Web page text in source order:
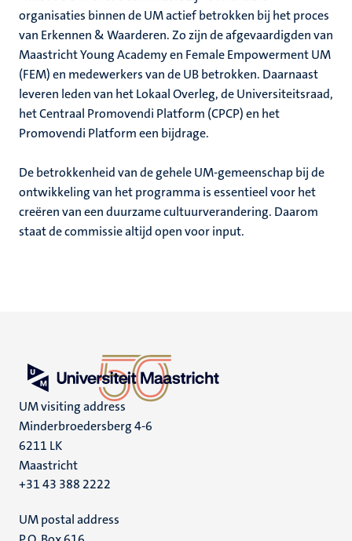
organisaties binnen de UM actief betrokken bij het proces
van Erkennen & Waarderen. Zo zijn de afgevaardigden van
Maastricht Young Academy en Female Empowerment UM
(FEM) en medewerkers van de UB betrokken. Daarnaast
leveren leden van het Lokaal Overleg, de Universiteitsraad,
het Centraal Promovendi Platform (CPCP) en het
Promovendi Platform een bijdrage.
De betrokkenheid van de gehele UM-gemeenschap bij de
ontwikkeling van het programma is essentieel voor het
creëren van een duurzame cultuurverandering. Daarom
staat de commissie altijd open voor input.
UM visiting address
Minderbroedersberg 4-6
6211 LK
Maastricht
+31 43 388 2222
UM postal address